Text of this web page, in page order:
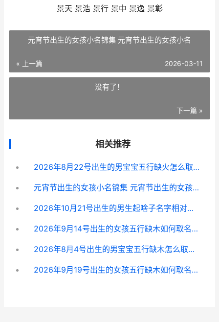
景天 景浩 景行 景中 景逸 景彰
元宵节出生的女孩小名锦集 元宵节出生的女孩小名
« 上一篇 2026-03-11
没有了！
下一篇 »
相关推荐
2026年8月22号出生的男宝宝五行缺火怎么取名 2026年8月22日阳历是多少号
元宵节出生的女孩小名锦集 元宵节出生的女孩小名
2026年10月21号出生的男生起啥子名字相对好 2026年10月21号是什么星座
2026年9月14号出生的女孩五行缺木如何取名字 2026年9月14日出生的宝宝五行缺什么
2026年8月4号出生的男宝宝五行缺木怎么取名 2026年8月4号出生是什么命
2026年9月19号出生的女孩五行缺木如何取名字 2026年9月19日出生的是什么星座